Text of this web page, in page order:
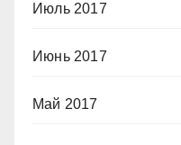
Июль 2017
Июнь 2017
Май 2017